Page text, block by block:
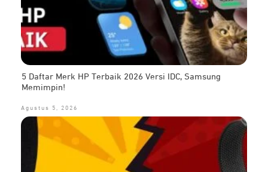
5 Daftar Merk HP Terbaik 2026 Versi IDC, Samsung
Memimpin!
Agustus 5, 2026